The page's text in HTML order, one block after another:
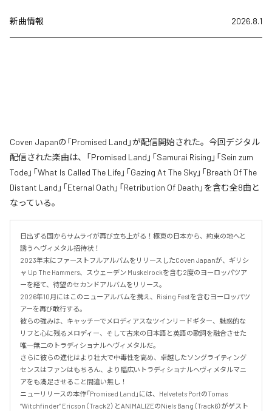
新曲情報 2026.8.1
Coven Japanの「Promised Land」が配信開始された。今回デジタル
配信された楽曲は、「Promised Land」「Samurai Rising」「Sein zum
Tode」「What Is Called The Life」「Gazing At The Sky」「Breath Of The
Distant Land」「Eternal Oath」「Retribution Of Death」を含む全8曲と
なっている。
日出ずる国からサムライが再び立ち上がる！極東の日本から、約束の地へと
誘うヘヴィメタル招待状！
2023年末にファーストフルアルバムをリリースしたCoven Japanが、ギリシ
ャ Up The Hammers、スウェーデン Muskelrockを含む2度のヨーロッパツア
ーを経て、待望のセカンドアルバムをリリース。
2026年10月にはこのニューアルバムを携え、Rising Festを含むヨーロッパツ
アーを再び敢行する。
彼らの強みは、キャッチーでメロディアスなツインリードギター、魅惑的な
リフと心に残るメロディー、そして古来の日本語と英語の歌詞を融合させた
唯一無二のトラディショナルヘヴィメタルだ。
さらに彼らの進化はより壮大で中毒性を高め、卓越したソングライティング
センスはファンはもちろん、より幅広いトラディショナルヘヴィメタルマニ
アをも満足させること間違い無し！
ニューリリースの本作「Promised Land」には、Helvetets PortのTomas
“Witchfinder” Ericson（Track2）とANIMALIZEのNiels Bang（Track6）がゲスト